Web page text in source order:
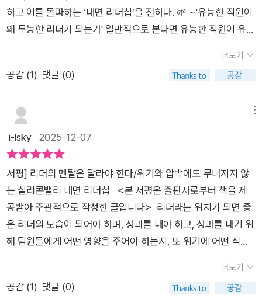
임없는 문제 해결, 사람을 대하는 문제까지. 리더는 보이지 않는
곳에서 홀로 고독한 전투를 치르는 만큼 번아웃에 취약할 수밖에
없다. 이 책에는 처음으로 부정적 피드백을 받고 슬럼프에 빠진
대기업 임원, 전설적인 게임 개발자였으나 팀을 맡은 뒤 연이은
이탈을 막지 못했던 팀장 등 다양한 위기 속에서 변화의 전환점을
자가 스스로 ‘최고의 상사’에서 ‘최악의 상사’로 추락한 경험에서
출발했다는 데 의미가 있다. 마이크로소프트에서 9만 명의 경력
개발을 총괄하던 임원이었던 그녀 역시 스트레스와 압박 속에서
자신이 변해가고 있다는 사실을 뒤늦게 깨달았다. 그 뼈아픈 자각
은 오히려 리더십을 제대로 연구하고 리더들을 가르치는 코치로
나아가는 계기가 되었다. 『실패를 통과하는 일』의 저자이자 퍼블
리 창업자 박소령 대표가 ‘나만 이런 게 아니었다’라는 위로를 얻
었다고 말한 것처럼 이 책은 다채로운 사례를 통해 리더에게 공감
과 회복의 여지를 동시에 준다. 결국 리더십은 기술이 아니라 자
하고 이를 돌파하는 ‘내면 리더십’을 전하다. 🌱 ~'유능한 직원이
왜 무능한 리더가 되는가' 일반적으로 본다면 유능한 직원이 유능
한 직원이었던 건 맞지만, 유능한 직원이 모두 유능한 리더가 되
는 것은 아니었다. 왜 이런 일이 일어나는 걸까? 실리콘밸리에서
일한 적 있는 저자가 원인을 분석했다. 세상에 나쁜 상사는 별로
사이에 놓인 선을 자신도 모르게 넘는 것이 원인이었다. 높은 위
력은 엄연히 다르다. 이전에 가졌던 '결핍 마인드셋' 이 경쟁에서
살아남는 데 유리했다면 지금부터는 풍요 마인드셋으로 바꾸어
야 한다. '풍요 마인드셋' 을 지닌 사람들은 팀원들에게 아이디어
와 조언을 구하고 긍정적 피드백을 아낌없이 해주며 팀원들의 잠
재력을 최대한 발휘할 수 있도록 해준다. 과거처럼 팀원들을 라이
벌로 여기고 자신의 성공만 중시해서는 안 된다. 리더가 되면 사
람들이 자신을 대하는 것이 달라진다. 리더로서의 압박감도 생기
더보기
공감 (1) 댓글 (0)
i-lsky 2025-12-07
서평] 리더의 멘탈은 달라야 한다/위기와 압박에도 무너지지 않
는 실리콘밸리 내면 리더십 <본 서평은 출판사로부터 책을 제
공받아 주관적으로 작성한 글입니다> 리더라는 위치가 되면 좋
은 리더의 모습이 되어야 하며, 성과를 내야 하고, 성과를 내기 위
해 팀원들에게 어떤 영향을 주어야 하는지, 또 위기에 어떤 식으
등 상당한 압박감을 가지게 된다. 그저 사람 좋은 리더가 되기 보
다는 지혜로운 리더가 되고 싶다는 생각을 하는 지금 [리더의 멘
더보기
공감 (1) 댓글 (0)